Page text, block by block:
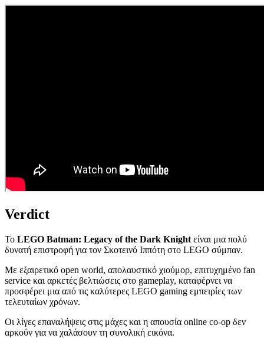
Verdict
Το LEGO Batman: Legacy of the Dark Knight είναι μια πολύ
δυνατή επιστροφή για τον Σκοτεινό Ιππότη στο LEGO σύμπαν.
Με εξαιρετικό open world, απολαυστικό χιούμορ, επιτυχημένο fan
service και αρκετές βελτιώσεις στο gameplay, καταφέρνει να
προσφέρει μια από τις καλύτερες LEGO gaming εμπειρίες των
τελευταίων χρόνων.
Οι λίγες επαναλήψεις στις μάχες και η απουσία online co-op δεν
αρκούν για να χαλάσουν τη συνολική εικόνα.